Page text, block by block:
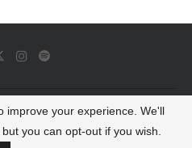
All Rights Reserved
improve your experience. We'll
you can opt-out if you wish.